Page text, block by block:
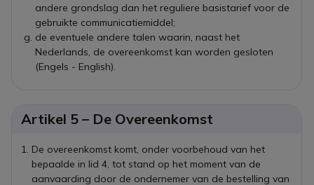
andere grondslag dan het reguliere basistarief voor de
gebruikte communicatiemiddel;
de eventuele andere talen waarin, naast het
Nederlands, de overeenkomst kan worden gesloten
(Engels - English).
Artikel 5 – De Overeenkomst
De overeenkomst komt, onder voorbehoud van het
bepaalde in lid 4, tot stand op het moment van de
aanvaarding door de ondernemer van de bestelling van